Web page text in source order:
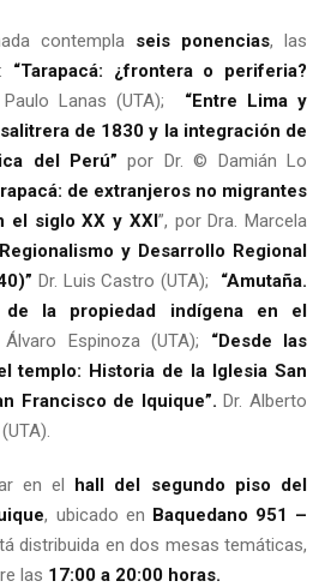
contempla seis ponencias, las
“Tarapacá: ¿frontera o periferia?
Lanas (UTA);
“Entre Lima y
de 1830 y la integración de
del Perú” por Dr. © Damián Lo
de extranjeros no migrantes
el siglo XX y XXI”, por Dra. Marcela
y Desarrollo Regional
Dr. Luis Castro (UTA); “Amutaña.
de la propiedad indígena en el
Álvaro Espinoza (UTA); “Desde las
templo: Historia de la Iglesia San
Francisco de Iquique”. Dr. Alberto
en el hall del segundo piso del
, ubicado en Baquedano 951 –
distribuida en dos mesas temáticas,
las 17:00 a 20:00 horas.